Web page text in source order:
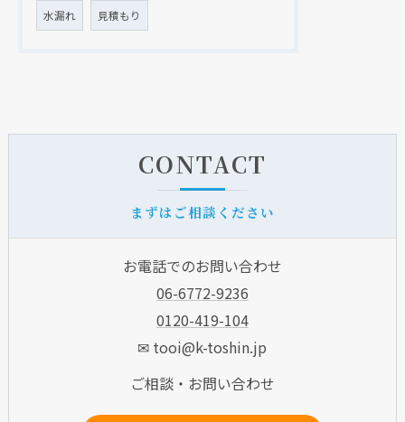
水漏れ 見積もり
CONTACT
まずはご相談ください
お電話でのお問い合わせ
06-6772-9236
0120-419-104
✉ tooi@k-toshin.jp
ご相談・お問い合わせ